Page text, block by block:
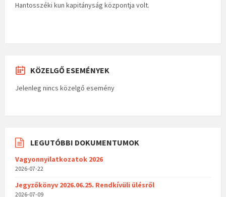
Hantosszéki kun kapitányság központja volt.
KÖZELGŐ ESEMÉNYEK
Jelenleg nincs közelgő esemény
LEGUTÓBBI DOKUMENTUMOK
Vagyonnyilatkozatok 2026
2026-07-22
Jegyzőkönyv 2026.06.25. Rendkívüli ülésről
2026-07-09